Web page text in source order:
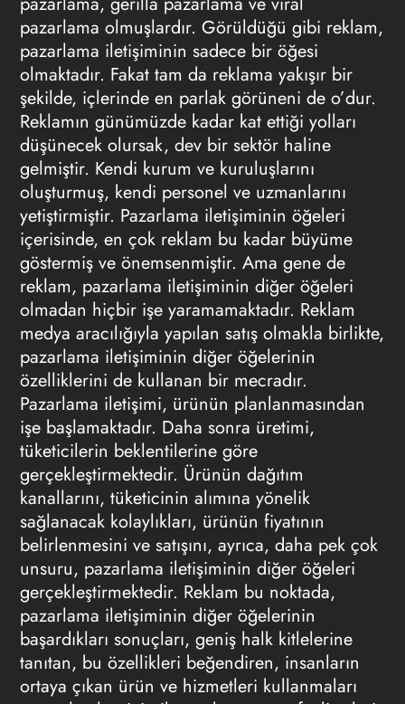
pazarlama olmuşlardır. Görüldüğü gibi reklam,
pazarlama iletişiminin sadece bir öğesi
olmaktadır. Fakat tam da reklama yakışır bir
şekilde, içlerinde en parlak görüneni de o’dur.
Reklamın günümüzde kadar kat ettiği yolları
düşünecek olursak, dev bir sektör haline
gelmiştir. Kendi kurum ve kuruluşlarını
oluşturmuş, kendi personel ve uzmanlarını
yetiştirmiştir. Pazarlama iletişiminin öğeleri
içerisinde, en çok reklam bu kadar büyüme
göstermiş ve önemsenmiştir. Ama gene de
reklam, pazarlama iletişiminin diğer öğeleri
olmadan hiçbir işe yaramamaktadır. Reklam
medya aracılığıyla yapılan satış olmakla birlikte,
pazarlama iletişiminin diğer öğelerinin
özelliklerini de kullanan bir mecradır.
Pazarlama iletişimi, ürünün planlanmasından
işe başlamaktadır. Daha sonra üretimi,
tüketicilerin beklentilerine göre
gerçekleştirmektedir. Ürünün dağıtım
kanallarını, tüketicinin alımına yönelik
sağlanacak kolaylıkları, ürünün fiyatının
belirlenmesini ve satışını, ayrıca, daha pek çok
unsuru, pazarlama iletişiminin diğer öğeleri
gerçekleştirmektedir. Reklam bu noktada,
pazarlama iletişiminin diğer öğelerinin
başardıkları sonuçları, geniş halk kitlelerine
tanıtan, bu özellikleri beğendiren, insanların
ortaya çıkan ürün ve hizmetleri kullanmaları